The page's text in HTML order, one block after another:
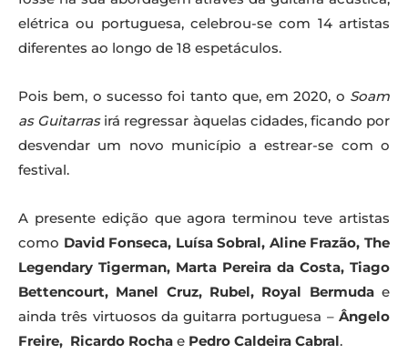
elétrica ou portuguesa, celebrou-se com 14 artistas
diferentes ao longo de 18 espetáculos.
Pois bem, o sucesso foi tanto que, em 2020, o Soam
as Guitarrasirá regressar àquelas cidades, ficando por
desvendar um novo município a estrear-se com o
festival.
A presente edição que agora terminou teve artistas
como David Fonseca, Luísa Sobral, Aline Frazão, The
Legendary Tigerman, Marta Pereira da Costa, Tiago
Bettencourt, Manel Cruz, Rubel, Royal Bermudae
ainda três virtuosos da guitarra portuguesa – Ângelo
Freire, Ricardo Rocha e Pedro Caldeira Cabral.